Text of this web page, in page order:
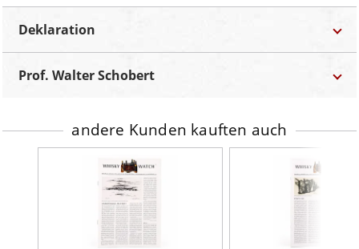
Deklaration
Land: Deutschland
Farbstoff: ohne Farbstoff
Prof. Walter Schobert
andere Kunden kauften auch